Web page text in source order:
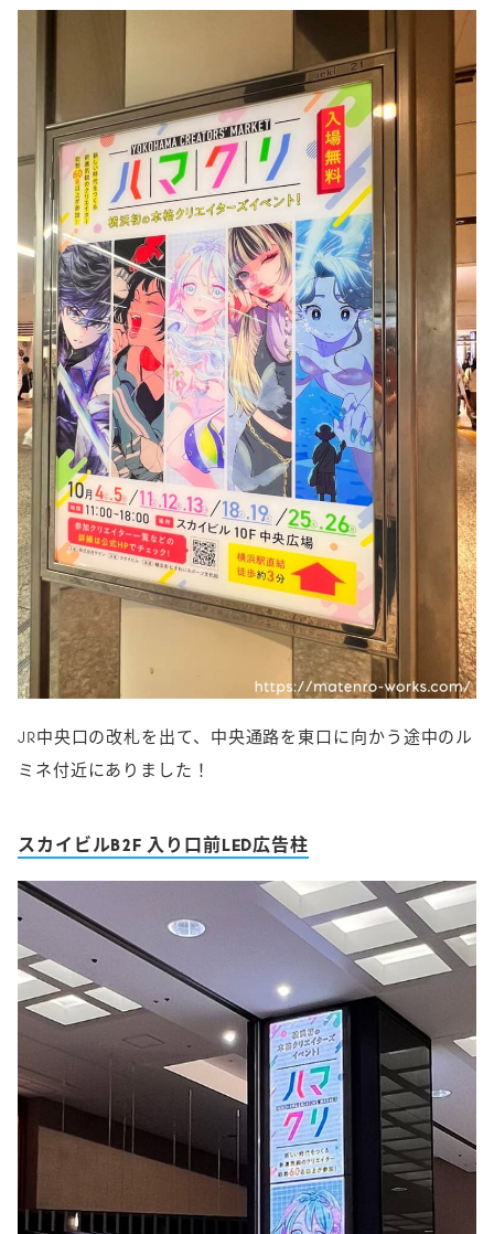
JR中央口の改札を出て、中央通路を東口に向かう途中のル
ミネ付近にありました！
スカイビルB2F 入り口前LED広告柱